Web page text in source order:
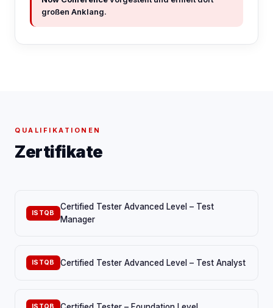
großen Anklang.
QUALIFIKATIONEN
Zertifikate
ISTQB
Certified Tester Advanced Level – Test
Manager
ISTQB Certified Tester Advanced Level – Test Analyst